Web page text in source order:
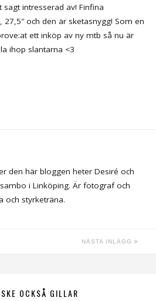
intresserad av! Finfina
och den är sketasnygg! Som en
ett inköp av ny mtb så nu är
ihop slantarna <3
den här bloggen heter Desiré och
i Linköping. Är fotograf och
och styrketräna.
NÄSTA INLÄGG
OCKSÅ GILLAR